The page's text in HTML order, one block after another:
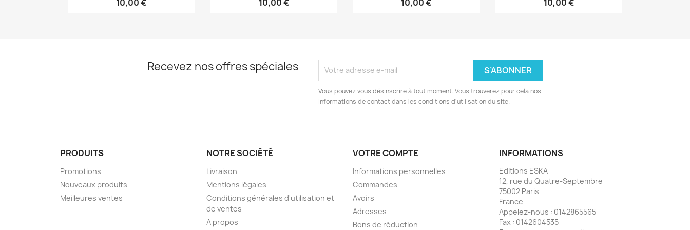
10,00 € 10,00 € 10,00 € 10,00 €
Recevez nos offres spéciales
Vous pouvez vous désinscrire à tout moment. Vous trouverez pour cela nos
informations de contact dans les conditions d'utilisation du site.
PRODUITS
Promotions
Nouveaux produits
Meilleures ventes
NOTRE SOCIÉTÉ
Livraison
Mentions légales
Conditions générales d'utilisation et
de ventes
A propos
VOTRE COMPTE
Informations personnelles
Commandes
Avoirs
Adresses
Bons de réduction
INFORMATIONS
Editions ESKA
12, rue du Quatre-Septembre
75002 Paris
France
Appelez-nous : 0142865565
Fax : 0142604535